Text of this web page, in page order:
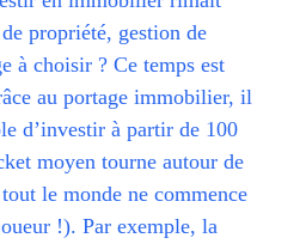
propriété, gestion de
à choisir ? Ce temps est
au portage immobilier, il
d’investir à partir de 100
moyen tourne autour de
le monde ne commence
!). Par exemple, la